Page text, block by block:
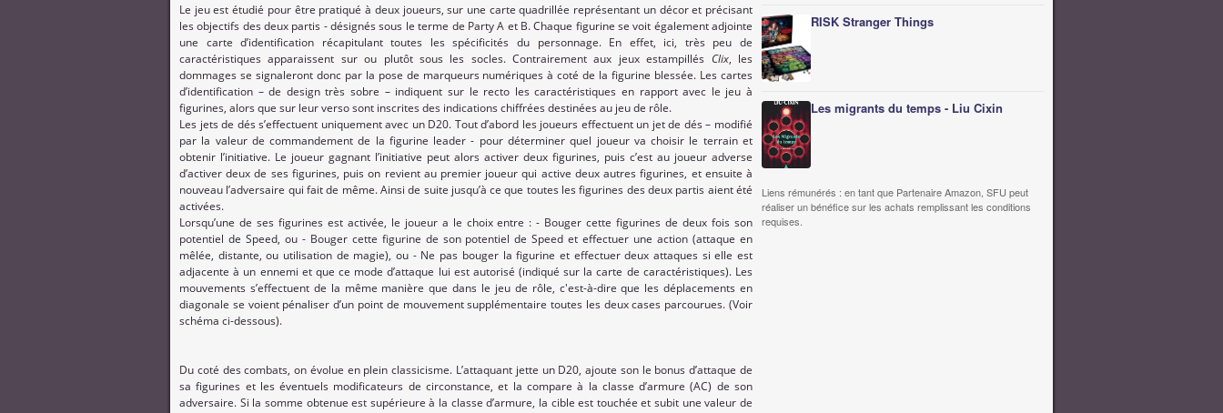
Le jeu est étudié pour être pratiqué à deux joueurs, sur une carte quadrillée représentant un décor et précisant
les objectifs des deux partis - désignés sous le terme de Party A et B. Chaque figurine se voit également adjointe
une carte d’identification récapitulant toutes les spécificités du personnage. En effet, ici, très peu de
caractéristiques apparaissent sur ou plutôt sous les socles. Contrairement aux jeux estampillés Clix, les
dommages se signaleront donc par la pose de marqueurs numériques à coté de la figurine blessée. Les cartes
d’identification – de design très sobre – indiquent sur le recto les caractéristiques en rapport avec le jeu à
figurines, alors que sur leur verso sont inscrites des indications chiffrées destinées au jeu de rôle.
Les jets de dés s’effectuent uniquement avec un D20. Tout d’abord les joueurs effectuent un jet de dés – modifié
par la valeur de commandement de la figurine leader - pour déterminer quel joueur va choisir le terrain et
obtenir l’initiative. Le joueur gagnant l’initiative peut alors activer deux figurines, puis c’est au joueur adverse
d’activer deux de ses figurines, puis on revient au premier joueur qui active deux autres figurines, et ensuite à
nouveau l’adversaire qui fait de même. Ainsi de suite jusqu’à ce que toutes les figurines des deux partis aient été
activées.
Lorsqu’une de ses figurines est activée, le joueur a le choix entre : - Bouger cette figurines de deux fois son
potentiel de Speed, ou - Bouger cette figurine de son potentiel de Speed et effectuer une action (attaque en
mêlée, distante, ou utilisation de magie), ou - Ne pas bouger la figurine et effectuer deux attaques si elle est
adjacente à un ennemi et que ce mode d’attaque lui est autorisé (indiqué sur la carte de caractéristiques). Les
mouvements s’effectuent de la même manière que dans le jeu de rôle, c'est-à-dire que les déplacements en
diagonale se voient pénaliser d’un point de mouvement supplémentaire toutes les deux cases parcourues. (Voir
schéma ci-dessous).
Du coté des combats, on évolue en plein classicisme. L’attaquant jette un D20, ajoute son le bonus d’attaque de
sa figurines et les éventuels modificateurs de circonstance, et la compare à la classe d’armure (AC) de son
adversaire. Si la somme obtenue est supérieure à la classe d’armure, la cible est touchée et subit une valeur de
RISK Stranger Things
Les migrants du temps - Liu Cixin
Liens rémunérés : en tant que Partenaire Amazon, SFU peut
réaliser un bénéfice sur les achats remplissant les conditions
requises.